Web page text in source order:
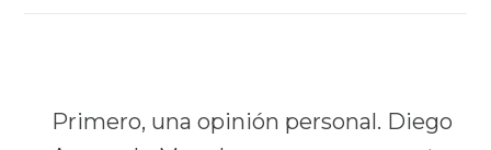
Primero, una opinión personal. Diego